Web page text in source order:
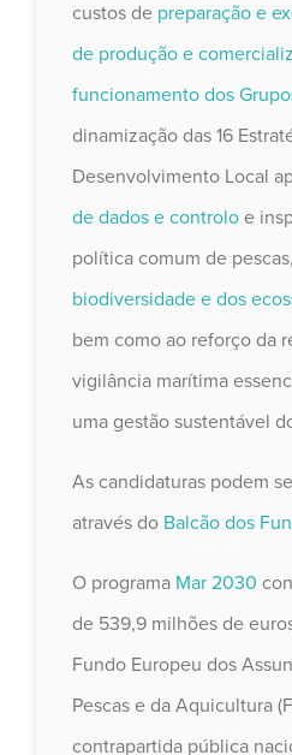
custos de preparação e
de produção e
funcionamento dos
dinamização das 16
Desenvolvimento Local
de dados e controlo e
política comum de
biodiversidade e dos
bem como ao reforço da
vigilância marítima
uma gestão sustentável
As candidaturas podem
através do Balcão dos
O programa Mar 2030
de 539,9 milhões de
Fundo Europeu dos
Pescas e da Aquicultura
contrapartida pública